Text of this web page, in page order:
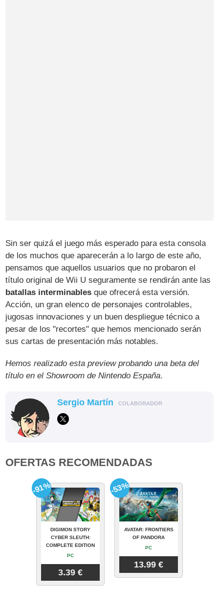
Sin ser quizá el juego más esperado para esta consola
de los muchos que aparecerán a lo largo de este año,
pensamos que aquellos usuarios que no probaron el
título original de Wii U seguramente se rendirán ante las
batallas interminables que ofrecerá esta versión.
Acción, un gran elenco de personajes controlables,
jugosas innovaciones y un buen despliegue técnico a
pesar de los "recortes" que hemos mencionado serán
sus cartas de presentación más notables.
Hemos realizado esta preview probando una beta del
título en el Showroom de Nintendo España.
Sergio Martín COLABORADOR
OFERTAS RECOMENDADAS
DIGIMON STORY
CYBER SLEUTH:
COMPLETE EDITION
PC
3.39 €
-91%
AVATAR: FRONTIERS
OF PANDORA
PC
13.99 €
-53%